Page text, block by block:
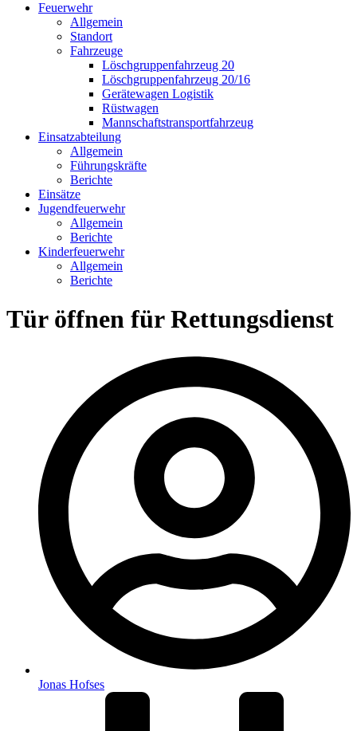
Feuerwehr
Allgemein
Standort
Fahrzeuge
Löschgruppen­fahrzeug 20
Lösch­gruppen­fahrzeug 20/16
Geräte­wagen Logistik
Rüst­wagen
Mannschafts­transportfahrzeug
Einsatz­abteilung
Allgemein
Führungs­kräfte
Berichte
Einsätze
Jugend­feuerwehr
Allgemein
Berichte
Kinder­feuerwehr
Allgemein
Berichte
Tür öffnen für Rettungsdienst
Jonas Hofses